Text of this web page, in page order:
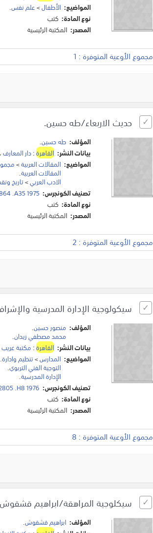
المواضيع: الأطفال>علم نفس.
نوع المادة: كتب
المصدر: المكتبة الرئيسية
مجموع الأوعية المتوفرة : 1
حديث الاربعاء/طه حسين.
المؤلف: طه حسين.
بيانات النشر: القاهرة:دار المعارف
المواضيع: المقالات العربية>
المقالات العربية.
الادب العربي>تاريخ
تصنيف الكونجرس: .A35 1975
نوع المادة: كتب
المصدر: المكتبة الرئيسية
مجموع الأوعية المتوفرة : 2
سيكولوجية الإدارة المدرسية
المؤلف: منصور حسين.
محمد مصطفي زيدان.
بيانات النشر: القاهرة: مكتبة غريب
المواضيع: المدارس>تنظيم وادارة.
التوجية الفني التربوي.
الإدارة المدرسية.
تصنيف الكونجرس: .H8 1976
نوع المادة: كتب
المصدر: المكتبة الرئيسية
مجموع الأوعية المتوفرة : 8
سيكلوجية المراهقة/ابراهيم
المؤلف: ابراهيم قشقوش.